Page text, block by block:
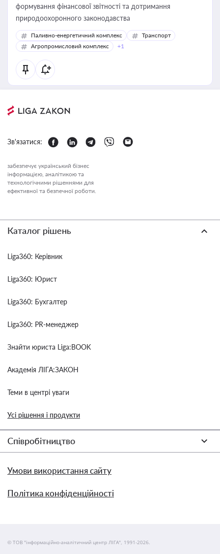
формування фінансової звітності та дотримання
природоохоронного законодавства
Паливно-енергетичний комплекс
Транспорт
Агропромисловий комплекс
+1
Зв'язатися:
забезпечує український бізнес
інформацією, аналітикою та
технологічними рішеннями для
ефективної та безпечної роботи.
Каталог рішень
Liga360: Керівник
Liga360: Юрист
Liga360: Бухгалтер
Liga360: PR-менеджер
Знайти юриста Liga:BOOK
Академія ЛІГА:ЗАКОН
Теми в центрі уваги
Усі рішення і продукти
Співробітництво
Умови використання сайту
Політика конфіденційності
© ТОВ "інформаційно-аналітичний центр ЛІГА", 1991-2026.